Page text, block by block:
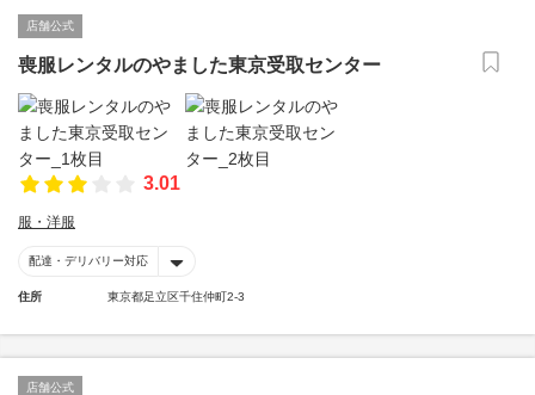
店舗公式
喪服レンタルのやました東京受取センター
3.01
服・洋服
配達・デリバリー対応
住所 東京都足立区千住仲町2-3
店舗公式